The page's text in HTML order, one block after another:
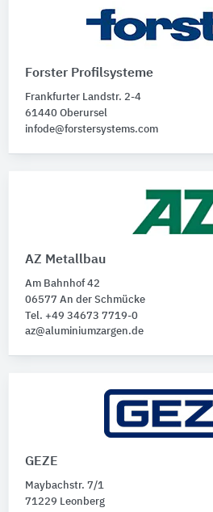
Forster Profilsysteme
Frankfurter Landstr. 2-4
61440 Oberursel
infode@forstersystems.com
AZ Metallbau
Am Bahnhof 42
06577 An der Schmücke
Tel. +49 34673 7719-0
az@aluminiumzargen.de
GEZE
Maybachstr. 7/1
71229 Leonberg